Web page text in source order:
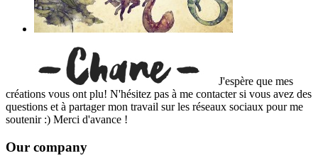
J'espère que mes
créations vous ont plu! N'hésitez pas à me contacter si vous avez des
questions et à partager mon travail sur les réseaux sociaux pour me
soutenir :) Merci d'avance !
Our company